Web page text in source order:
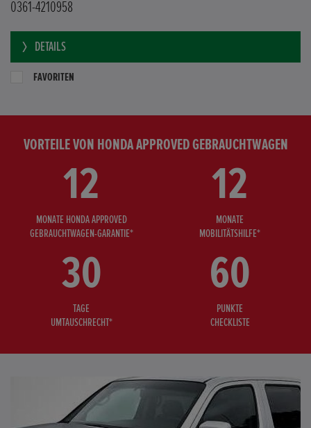
0361-4210958
DETAILS
FAVORITEN
VORTEILE VON HONDA APPROVED GEBRAUCHTWAGEN
12
MONATE HONDA APPROVED
GEBRAUCHTWAGEN-GARANTIE*
12
MONATE
MOBILITÄTSHILFE*
30
TAGE
UMTAUSCHRECHT*
60
PUNKTE
CHECKLISTE